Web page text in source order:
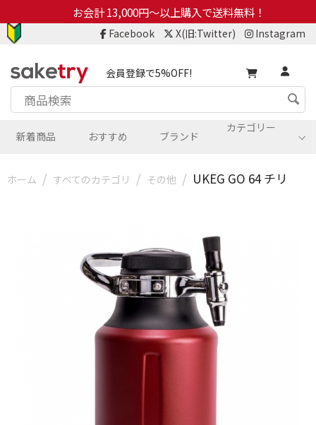
お会計 13,000円～以上購入で送料無料！
Facebook X(旧:Twitter) Instagram
会員登録で5%OFF!
カテゴリー
新着商品 おすすめ ブランド
ホーム / すべてのカテゴリ / その他 / UKEG GO 64 チリ